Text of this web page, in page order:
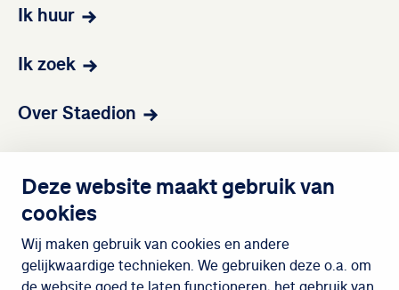
Deze website maakt gebruik van
cookies
Wij maken gebruik van cookies en andere
gelijkwaardige technieken. We gebruiken deze o.a. om
Ik huur
Ik zoek
Over Staedion
Wijken